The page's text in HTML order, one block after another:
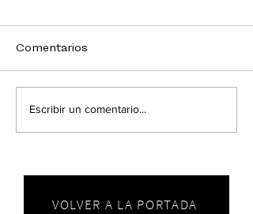
Comentarios
Escribir un comentario...
VOLVER A LA PORTADA